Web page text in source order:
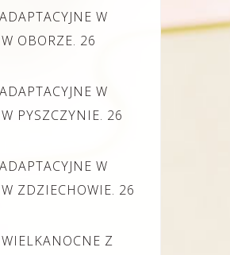
W
OBORZE. 26
W
PYSZCZYNIE. 26
W
ZDZIECHOWIE. 26
Z